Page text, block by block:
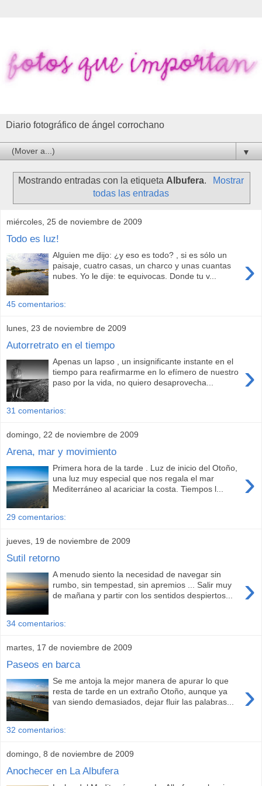
Diario fotográfico de ángel corrochano
▼
Mostrando entradas con la etiqueta Albufera.
Mostrar
todas las entradas
miércoles, 25 de noviembre de 2009
Todo es luz!
›
Alguien me dijo: ¿y eso es todo? , si es sólo un
paisaje, cuatro casas, un charco y unas cuantas
nubes. Yo le dije: te equivocas. Donde tu v...
45 comentarios:
lunes, 23 de noviembre de 2009
Autorretrato en el tiempo
›
Apenas un lapso , un insignificante instante en el
tiempo para reafirmarme en lo efímero de nuestro
paso por la vida, no quiero desaprovecha...
31 comentarios:
domingo, 22 de noviembre de 2009
Arena, mar y movimiento
›
Primera hora de la tarde . Luz de inicio del Otoño,
una luz muy especial que nos regala el mar
Mediterráneo al acariciar la costa. Tiempos l...
29 comentarios:
jueves, 19 de noviembre de 2009
Sutil retorno
›
A menudo siento la necesidad de navegar sin
rumbo, sin tempestad, sin apremios ... Salir muy
de mañana y partir con los sentidos despiertos...
34 comentarios:
martes, 17 de noviembre de 2009
Paseos en barca
›
Se me antoja la mejor manera de apurar lo que
resta de tarde en un extraño Otoño, aunque ya
van siendo demasiados, dejar fluir las palabras...
32 comentarios:
domingo, 8 de noviembre de 2009
Anochecer en La Albufera